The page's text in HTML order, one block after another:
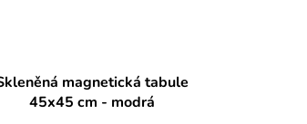
magnetická tabule
45x45 cm - modrá